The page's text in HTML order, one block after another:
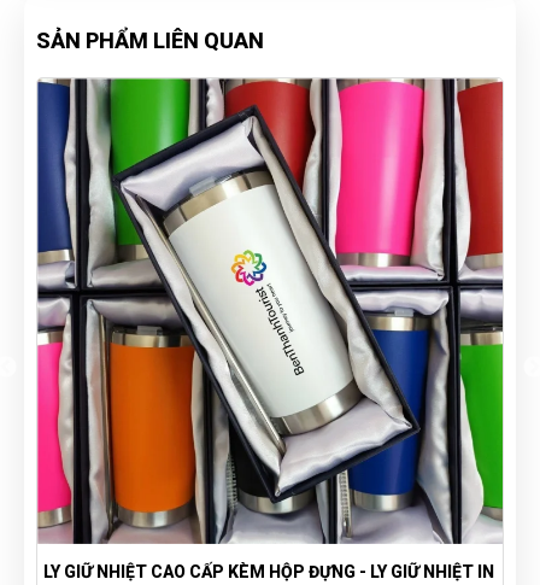
SẢN PHẨM LIÊN QUAN
LY GIỮ NHIỆT CAO CẤP KÈM HỘP ĐỰNG - LY GIỮ NHIỆT IN